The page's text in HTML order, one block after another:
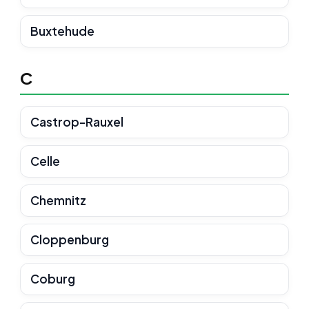
Buxtehude
C
Castrop-Rauxel
Celle
Chemnitz
Cloppenburg
Coburg